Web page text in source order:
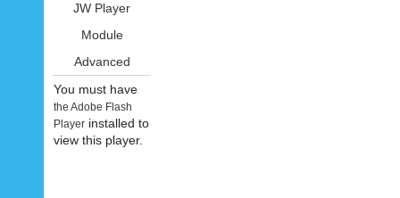
JW Player
Module
Advanced
You must have
the Adobe Flash
Player installed to
view this player.